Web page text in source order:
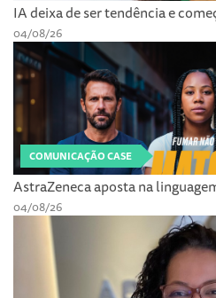
IA deixa de ser tendência e
04/08/26
COMUNICAÇÃO CASE
AstraZeneca aposta na
04/08/26